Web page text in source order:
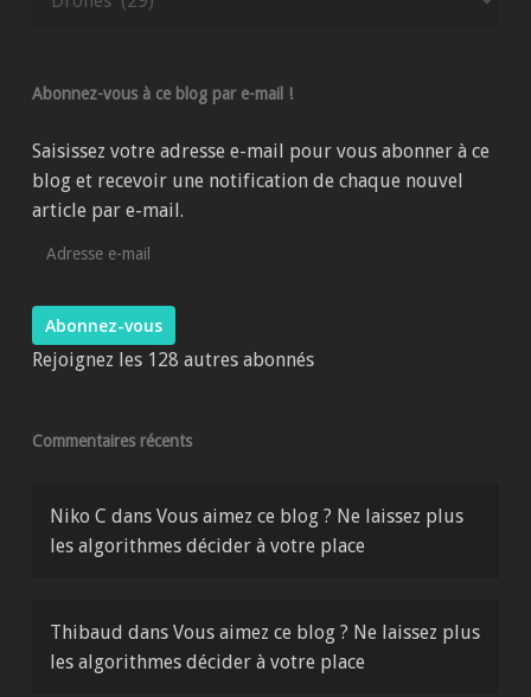
du
Abonnez-vous à ce blog par e-mail !
Saisissez votre adresse e-mail pour vous abonner à ce
blog et recevoir une notification de chaque nouvel
article par e-mail.
Abonnez-vous
Rejoignez les 128 autres abonnés
Commentaires récents
Niko C dans Vous aimez ce blog ? Ne laissez plus
les algorithmes décider à votre place
Thibaud dans Vous aimez ce blog ? Ne laissez plus
les algorithmes décider à votre place